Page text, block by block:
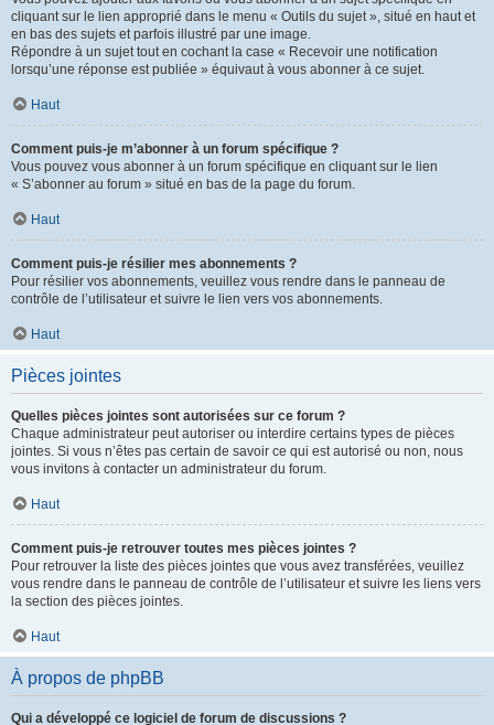
cliquant sur le lien approprié dans le menu « Outils du sujet », situé en haut et
en bas des sujets et parfois illustré par une image.
Répondre à un sujet tout en cochant la case « Recevoir une notification
lorsqu’une réponse est publiée » équivaut à vous abonner à ce sujet.
Haut
Comment puis-je m’abonner à un forum spécifique ?
Vous pouvez vous abonner à un forum spécifique en cliquant sur le lien
« S’abonner au forum » situé en bas de la page du forum.
Haut
Comment puis-je résilier mes abonnements ?
Pour résilier vos abonnements, veuillez vous rendre dans le panneau de
contrôle de l’utilisateur et suivre le lien vers vos abonnements.
Haut
Pièces jointes
Quelles pièces jointes sont autorisées sur ce forum ?
Chaque administrateur peut autoriser ou interdire certains types de pièces
jointes. Si vous n’êtes pas certain de savoir ce qui est autorisé ou non, nous
vous invitons à contacter un administrateur du forum.
Haut
Comment puis-je retrouver toutes mes pièces jointes ?
Pour retrouver la liste des pièces jointes que vous avez transférées, veuillez
vous rendre dans le panneau de contrôle de l’utilisateur et suivre les liens vers
la section des pièces jointes.
Haut
À propos de phpBB
Qui a développé ce logiciel de forum de discussions ?